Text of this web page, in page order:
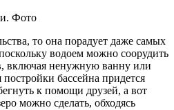
Фото
то она порадует даже самых
водоем можно соорудить
, включая ненужную ванну или
бассейна придется
к помощи друзей, а вот
можно сделать, обходясь